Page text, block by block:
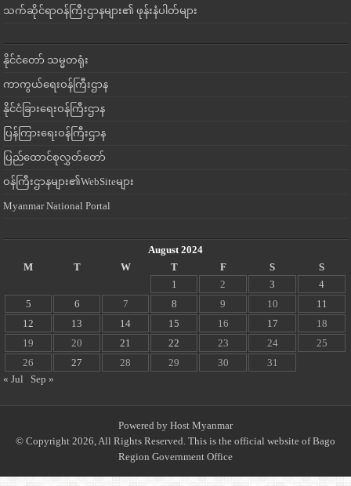
သက်ဆိုင်ရာဝန်ကြီးဌာနများ၏ ဖုန်းနံပါတ်များ
နိုင်ငံတော် သမ္မတရုံး
ကာကွယ်ရေးဝန်ကြီးဌာန
နိုင်ငံခြားရေးဝန်ကြီးဌာန
ပြန်ကြားရေးဝန်ကြီးဌာန
ပြည်ထောင်စုလွှတ်တော်
ဝန်ကြီးဌာနများ၏WebSiteများ
Myanmar National Portal
August 2024
M
T W T F S
S
1
2 3
4
5
6 7 8 9 10
11
12
13 14 15 16 17
18
19
20 21 22 23 24
25
26
27 28 29 30
31
« Jul
Sep »
Powered by Host Myanmar
© Copyright 2026, All Rights Reserved. This is the official website of Bago
Region Government Office